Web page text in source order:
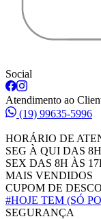
Social
Atendimento ao
(19) 99635-5996
HORÁRIO DE
SEG À QUI DAS
SEX DAS 8H ÀS
MAIS VENDIDOS
CUPOM DE
#HOJE TEM (SÓ
SEGURANÇA